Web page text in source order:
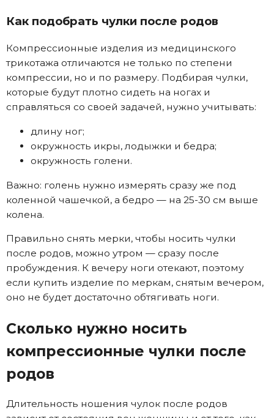
Как подобрать чулки после родов
Компрессионные изделия из медицинского
трикотажа отличаются не только по степени
компрессии, но и по размеру. Подбирая чулки,
которые будут плотно сидеть на ногах и
справляться со своей задачей, нужно учитывать:
длину ног;
окружность икры, лодыжки и бедра;
окружность голени.
Важно: голень нужно измерять сразу же под
коленной чашечкой, а бедро — на 25-30 см выше
колена.
Правильно снять мерки, чтобы носить чулки
после родов, можно утром — сразу после
пробуждения. К вечеру ноги отекают, поэтому
если купить изделие по меркам, снятым вечером,
оно не будет достаточно обтягивать ноги.
Сколько нужно носить
компрессионные чулки после
родов
Длительность ношения чулок после родов